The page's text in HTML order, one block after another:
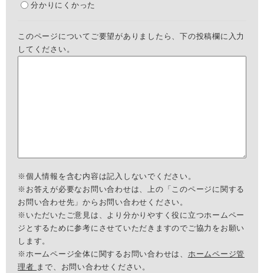
分かりにくかった
このページについてご要望がありましたら、下の投稿欄に入力
してください。
※個人情報を含む内容は記入しないでください。
※お答えが必要なお問い合わせは、上の「このページに関する
お問い合わせ先」からお問い合わせください。
※いただいたご意見は、より分かりやすく役に立つホームペー
ジとするために参考にさせていただきますのでご協力をお願い
します。
※ホームページ全体に関するお問い合わせは、 ホームページ管
理者 まで、お問い合わせください。